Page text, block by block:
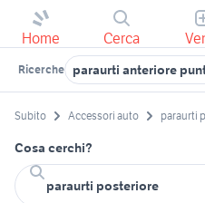
Home Cerca
Ricerche paraurti anteriore
Subito Accessori auto paraurti
Cosa cerchi?